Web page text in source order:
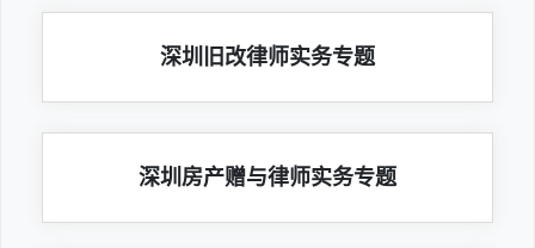
深圳旧改律师实务专题
深圳房产赠与律师实务专题